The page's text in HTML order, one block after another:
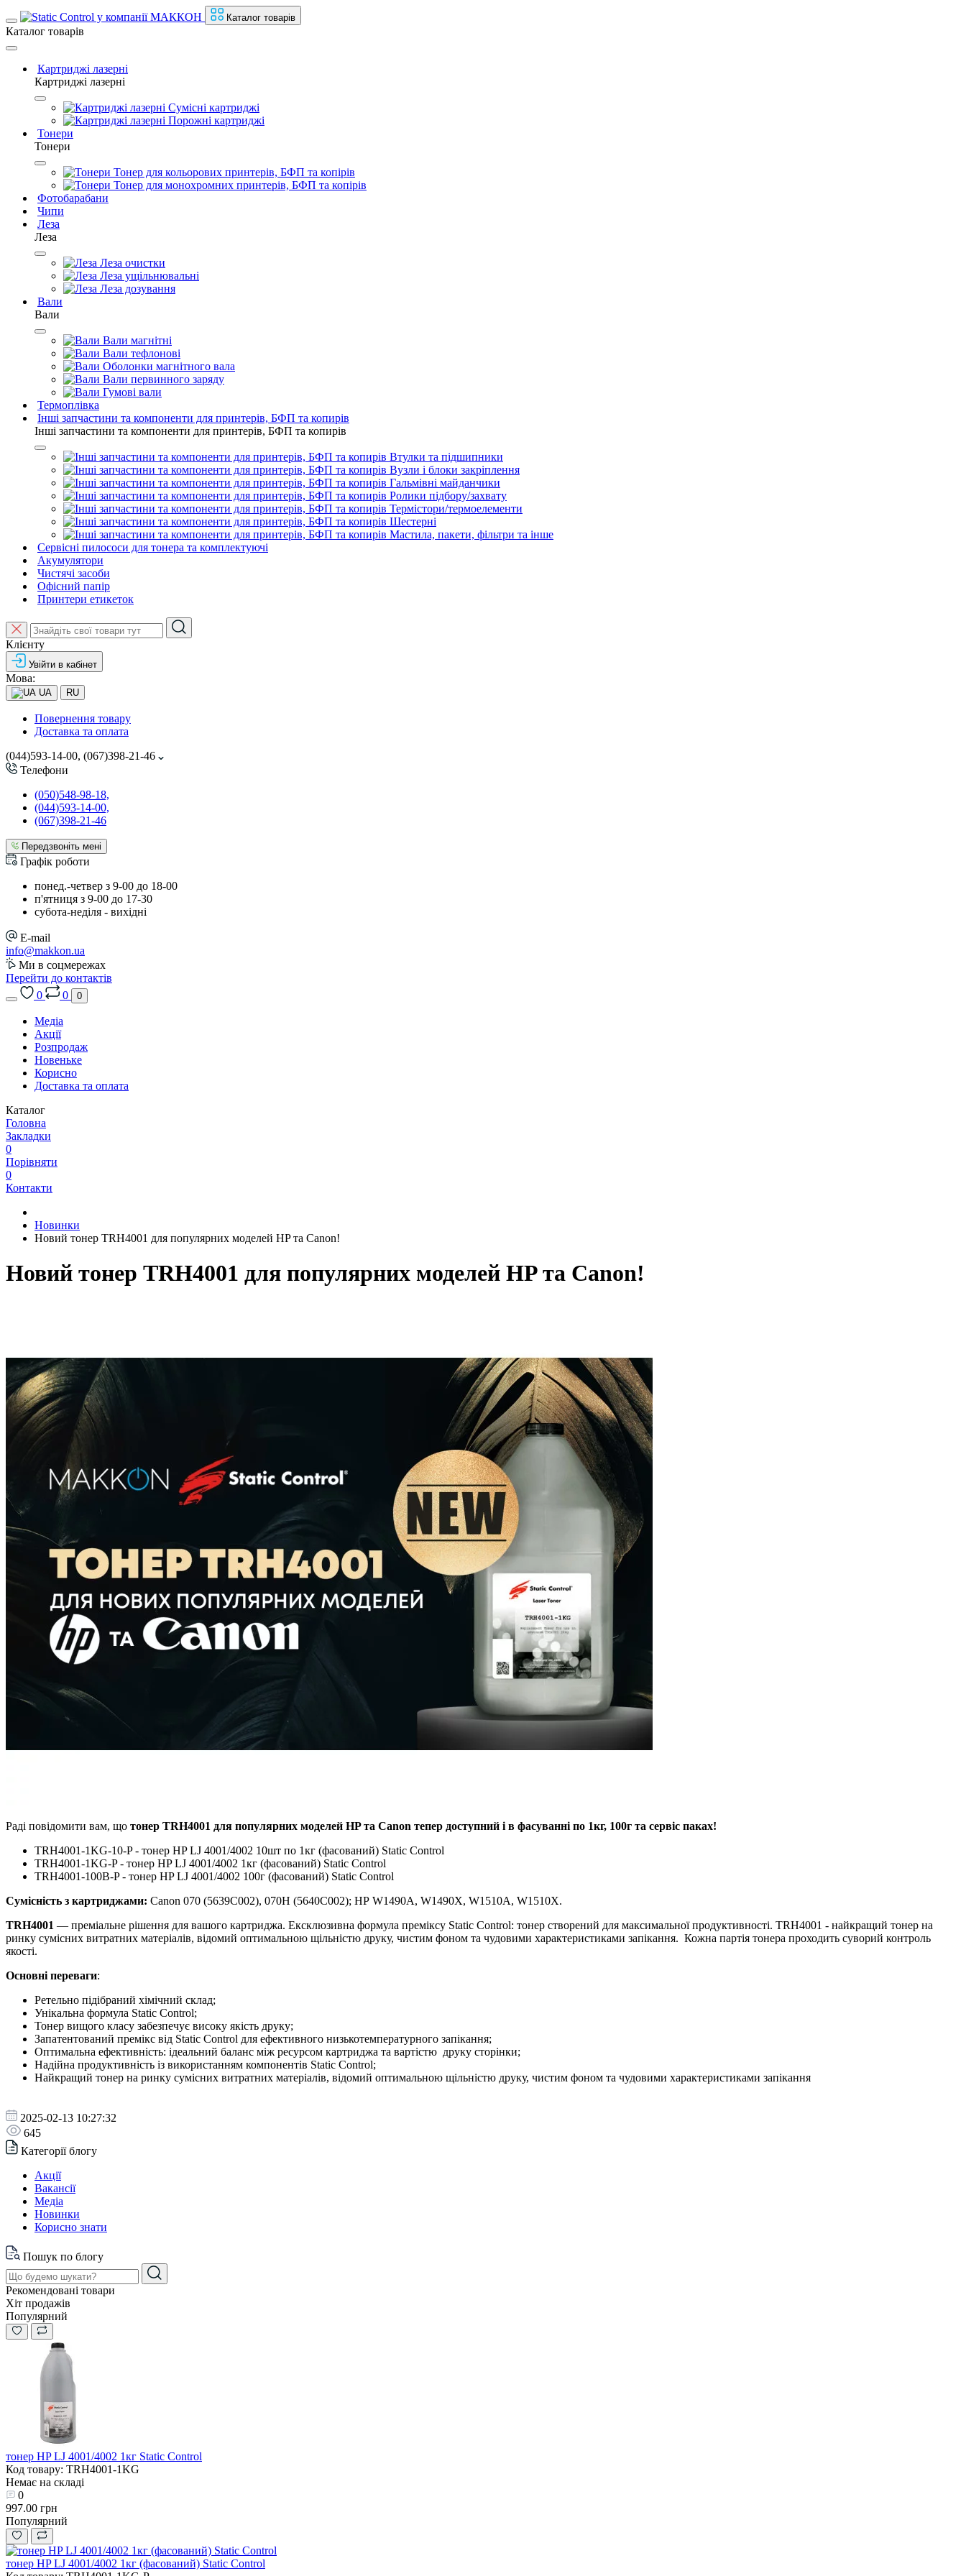
Каталог товарів
Каталог товарів
Картриджі лазерні
Картриджі лазерні
Сумісні картриджі
Порожні картриджі
Тонери
Тонери
Тонер для кольорових принтерів, БФП та копірів
Тонер для монохромних принтерів, БФП та копірів
Фотобарабани
Чипи
Леза
Леза
Леза очистки
Леза ущільнювальні
Леза дозування
Вали
Вали
Вали магнітні
Вали тефлонові
Оболонки магнітного вала
Вали первинного заряду
Гумові вали
Термоплівка
Інші запчастини та компоненти для принтерів, БФП та копирів
Інші запчастини та компоненти для принтерів, БФП та копирів
Втулки та підшипники
Вузли і блоки закріплення
Гальмівні майданчики
Ролики підбору/захвату
Термістори/термоелементи
Шестерні
Мастила, пакети, фільтри та інше
Сервісні пилососи для тонера та комплектуючі
Акумулятори
Чистячі засоби
Офісний папір
Принтери етикеток
Клієнту
Увійти в кабінет
Мова:
UA RU
Повернення товару
Доставка та оплата
(044)593-14-00, (067)398-21-46
Телефони
(050)548-98-18,
(044)593-14-00,
(067)398-21-46
Передзвоніть мені
Графік роботи
понед.-четвер з 9-00 до 18-00
п'ятниця з 9-00 до 17-30
cубота-неділя - вихідні
E-mail
info@makkon.ua
Ми в соцмережах
Перейти до контактів
0
0 0
Медіа
Акції
Розпродаж
Новеньке
Корисно
Доставка та оплата
Каталог
Головна
Закладки
0
Порівняти
0
Контакти
Новинки
Новий тонер TRH4001 для популярних моделей HP та Canon!
Новий тонер TRH4001 для популярних моделей HP та Canon!
Раді повідомити вам, що тонер TRH4001 для популярних моделей HP та Canon тепер доступний і в фасуванні по 1кг, 100г та сервіс паках!
TRH4001-1KG-10-P - тонер HP LJ 4001/4002 10шт по 1кг (фасований) Static Control
TRH4001-1KG-P - тонер HP LJ 4001/4002 1кг (фасований) Static Control
TRH4001-100B-P - тонер HP LJ 4001/4002 100г (фасований) Static Control
Сумісність з картриджами: Canon 070 (5639C002), 070H (5640C002); НР W1490A, W1490X, W1510A, W1510X.
TRH4001 — преміальне рішення для вашого картриджа. Ексклюзивна формула преміксу Static Control: тонер cтворений для максимальної продуктивності. TRH4001 - найкращий тонер на
ринку сумісних витратних матеріалів, відомий оптимальною щільністю друку, чистим фоном та чудовими характеристиками запікання. Кожна партія тонера проходить суворий контроль
якості.
Основні переваги:
Ретельно підібраний хімічний склад;
Унікальна формула Static Control;
Тонер вищого класу забезпечує високу якість друку;
Запатентований премікс від Static Control для ефективного низькотемпературного запікання;
Оптимальна ефективність: ідеальний баланс між ресурсом картриджа та вартістю друку сторінки;
Надійна продуктивність із використанням компонентів Static Control;
Найкращий тонер на ринку сумісних витратних матеріалів, відомий оптимальною щільністю друку, чистим фоном та чудовими характеристиками запікання
2025-02-13 10:27:32
645
Категорії блогу
Акції
Вакансії
Медіа
Новинки
Корисно знати
Пошук по блогу
Рекомендовані товари
Хіт продажів
Популярний
тонер HP LJ 4001/4002 1кг Static Control
Код товару: TRH4001-1KG
Немає на складі
0
997.00 грн
Популярний
тонер HP LJ 4001/4002 1кг (фасований) Static Control